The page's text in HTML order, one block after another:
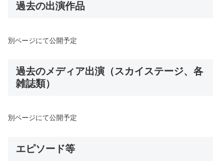
過去の出演作品
別ページにて公開予定
過去のメディア出演（スカイステージ、各
雑誌類）
別ページにて公開予定
エピソード等